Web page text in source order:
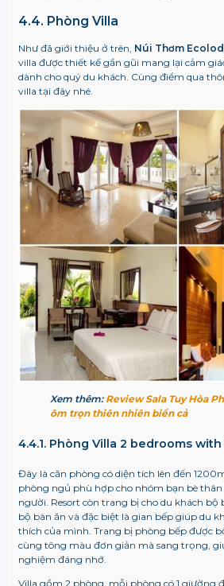
4.4. Phòng Villa
Như đã giới thiệu ở trên, Núi Thơm
villa được thiết kế gần gũi mang lại cảm
dành cho quý du khách. Cùng điểm qua
villa tại đây nhé.
Xem thêm: Review Sala Tuy Hòa
ôm trọn thiên nhiên biển cả
4.4.1. Phòng Villa 2 bedrooms
Đây là căn phòng có diện tích lên đến
phòng ngủ phù hợp cho nhóm bạn bè
người. Resort còn trang bị cho du khách bộ
bộ bàn ăn và đặc biệt là gian bếp giúp du
thích của mình. Trang bị phòng bếp được
cùng tông màu đơn giản mà sang trọng,
nghiệm đáng nhớ.
Villa gồm 2 phòng, mỗi phòng có 1 giường